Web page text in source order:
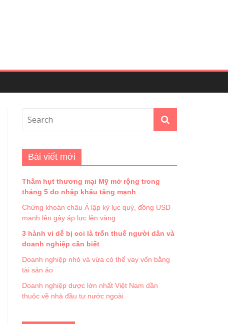
Bài viết mới
Thâm hụt thương mại Mỹ mở rộng trong
tháng 5 do nhập khẩu tăng mạnh
Chứng khoán châu Á lập kỷ lục quý, đồng USD
mạnh lên gây áp lực lên vàng
3 hành vi dễ bị coi là trốn thuế người dân và
doanh nghiệp cần biết
Doanh nghiệp nhỏ và vừa có thể vay vốn bằng
tài sản ảo
Doanh nghiệp dược lớn nhất Việt Nam dần
thuộc về nhà đầu tư nước ngoài